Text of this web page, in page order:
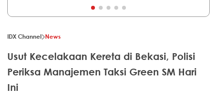
IDX Channel News
Usut Kecelakaan Kereta di Bekasi, Polisi
Periksa Manajemen Taksi Green SM Hari
Ini